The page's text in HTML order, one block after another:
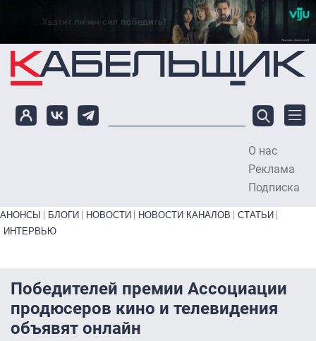
Перейти к основному содержанию
О нас
Реклама
Подписка
Primary links bottom
АНОНСЫ БЛОГИ НОВОСТИ НОВОСТИ КАНАЛОВ
СТАТЬИ
ИНТЕРВЬЮ
Победителей премии Ассоциации
продюсеров кино и телевидения
объявят онлайн